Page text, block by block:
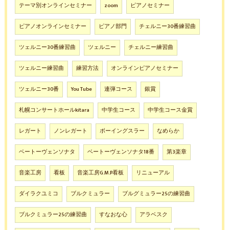
テーマ別オンラインセミナー zoom ピアノセミナー
ピアノオンラインセミナー ピアノ部門 チェルニー30番練習曲
ツェルニー30番練習曲 ツェルニー チェルニー練習曲
ツェルニー練習曲 練習方法 オンラインピアノセミナー
ツェルニー30番 You Tube 連弾コース 銀賞
札幌コンサートホールkitara 中学生コース 中学生コース金賞
レガート ノンレガート ボーイングスラー なめらか
ベートーヴェンソナタ ベートーヴェンソナタ18番 第3楽章
音楽工房 看板 音楽工房G.M.P看板 リニューアル
ダイラクユミコ ブルクミュラー ブルグミュラー25の練習曲
ブルクミュラー25の練習曲 すなおな心 アラベスク